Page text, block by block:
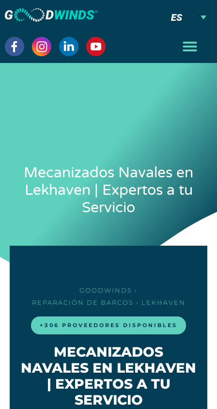
ES
Mecanizados Navales en
Lekhaven | Expertos a tu
Servicio
GOODWINDS ›
REPARACIÓN DE BARCOS › LEKHAVEN
+306 PROVEEDORES DISPONIBLES
MECANIZADOS
NAVALES EN LEKHAVEN
| EXPERTOS A TU
SERVICIO